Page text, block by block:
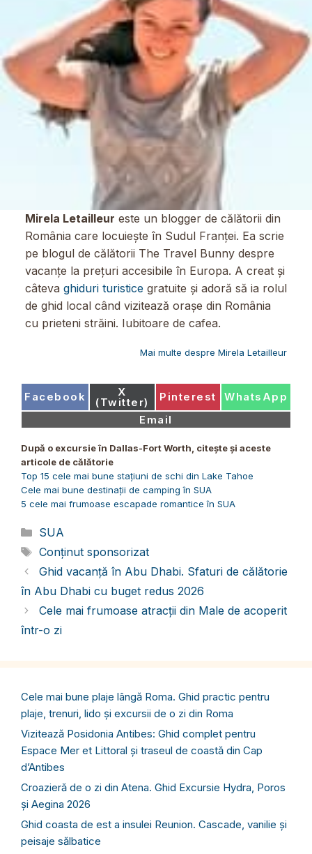
Mirela Letailleur este un blogger de călătorii din
România care locuiește în Sudul Franței. Ea scrie
pe blogul de călătorii The Travel Bunny despre
vacanțe la prețuri accesibile în Europa. A creat și
câteva ghiduri turisticegratuite și adoră să ia rolul
de ghid local când vizitează orașe din România
cu prieteni străini. Iubitoare de cafea.
Mai multe despre Mirela Letailleur
Share
Facebook Share
on
X
(Twitter) Share
Pinterest Share
WhatsApp
Share
on
Email
După o excursie în Dallas-Fort Worth, citește și aceste
articole de călătorie
Top 15 cele mai bune stațiuni de schi din Lake Tahoe
Cele mai bune destinații de camping în SUA
5 cele mai frumoase escapade romantice în SUA
Categorii
SUA
Etichete
Conținut sponsorizat
Ghid vacanță în Abu Dhabi. Sfaturi de călătorie
în Abu Dhabi cu buget redus 2026
Cele mai frumoase atracții din Male de acoperit
într-o zi
Cele mai bune plaje lângă Roma. Ghid practic pentru
plaje, trenuri, lido și excursii de o zi din Roma
Vizitează Posidonia Antibes: Ghid complet pentru
Espace Mer et Littoral și traseul de coastă din Cap
d’Antibes
Croazieră de o zi din Atena. Ghid Excursie Hydra, Poros
și Aegina 2026
Ghid coasta de est a insulei Reunion. Cascade, vanilie și
peisaje sălbatice